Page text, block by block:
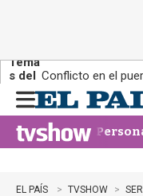
Tema
s del
día:
Conflicto en el
n
u
EL PAÍS TVSHOW